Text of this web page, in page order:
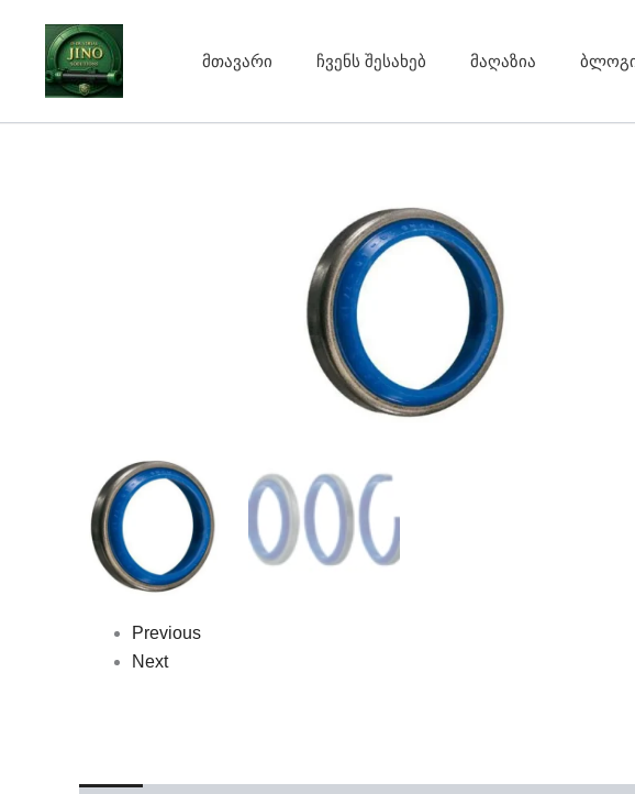
content
მთავარი ჩვენს შესახებ მაღაზია
Previous
Next